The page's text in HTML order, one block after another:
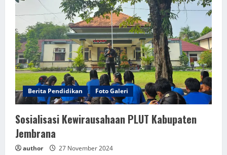
Berita Pendidikan Foto Galeri
Sosialisasi Kewirausahaan PLUT Kabupaten
Jembrana
author 27 November 2024